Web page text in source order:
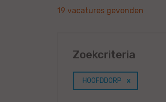
19 vacatures gevonden
Zoekcriteria
HOOFDDORP